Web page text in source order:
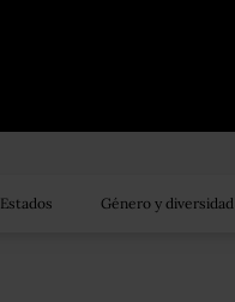
Estados Género y diversidad